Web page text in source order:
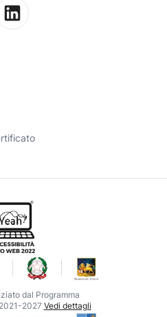
dal Programma
2027 Vedi dettagli